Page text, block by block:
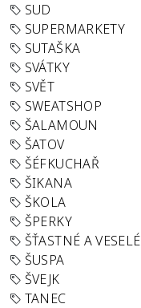
SUD
SUPERMARKETY
SUTAŠKA
SVÁTKY
SVĚT
SWEATSHOP
ŠALAMOUN
ŠATOV
ŠÉFKUCHAŘ
ŠIKANA
ŠKOLA
ŠPERKY
ŠŤASTNÉ A VESELÉ
ŠUSPA
ŠVEJK
TANEC